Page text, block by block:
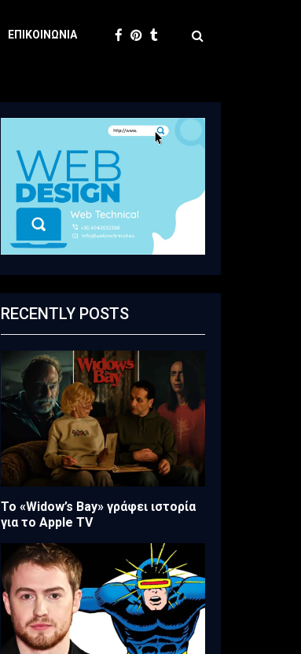
ΕΠΙΚΟΙΝΩΝΊΑ
RECENTLY POSTS
Το «Widow’s Bay» γράφει ιστορία
για το Apple TV